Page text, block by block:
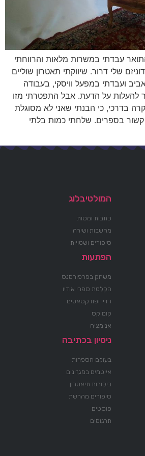
עבדתי במשרות מלאות והרווחתי
שלי דרור. שיווקתי תאטרון שוליים
ועבדתי במפעל וויסקי, בעבודה
להעלות על הדעת. אבל התפטרתי מזו
בדרכי, כי הבנתי שאני לא מסוגלת
בספרים. שלחתי כמות בלתי
המולטיבלוג
כתבות ומסות
מחשבות ושירה
סיפורים ושטויות
הפתעות
משחק בפרפורמנס
הקלטת ספרי אודיו
רדיו ופודקסאטים
קומיקס
אנימציה
ניסיון בכתיבה
בעולם הספרות
אייטמים במגזינים
ביקורות תיאטרון
סיפורים מהרשת
פוסטים
תרגומים